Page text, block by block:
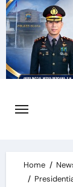
Skip
to
content
Home